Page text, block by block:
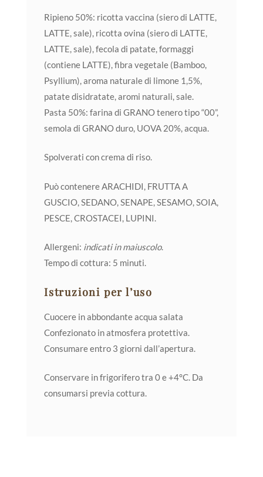
Ripieno 50%: ricotta vaccina (siero di LATTE,
LATTE, sale), ricotta ovina (siero di LATTE,
LATTE, sale), fecola di patate, formaggi
(contiene LATTE), fibra vegetale (Bamboo,
Psyllium), aroma naturale di limone 1,5%,
patate disidratate, aromi naturali, sale.
Pasta 50%: farina di GRANO tenero tipo “00”,
semola di GRANO duro, UOVA 20%, acqua.
Spolverati con crema di riso.
Può contenere ARACHIDI, FRUTTA A
GUSCIO, SEDANO, SENAPE, SESAMO, SOIA,
PESCE, CROSTACEI, LUPINI.
Allergeni: indicati in maiuscolo.
Tempo di cottura: 5 minuti.
Istruzioni per l’uso
Cuocere in abbondante acqua salata
Confezionato in atmosfera protettiva.
Consumare entro 3 giorni dall’apertura.
Conservare in frigorifero tra 0 e +4°C. Da
consumarsi previa cottura.